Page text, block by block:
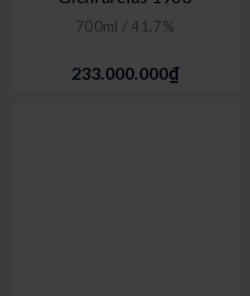
700ml / 41,7%
233.000.000₫